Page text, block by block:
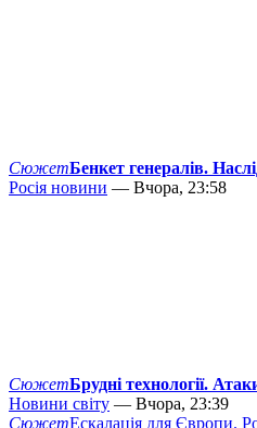
СюжетБенкет генералів.
Росія новини — Вчора, 23:58
СюжетБрудні технології.
Новини світу — Вчора, 23:39
СюжетЕскалація для Європи.